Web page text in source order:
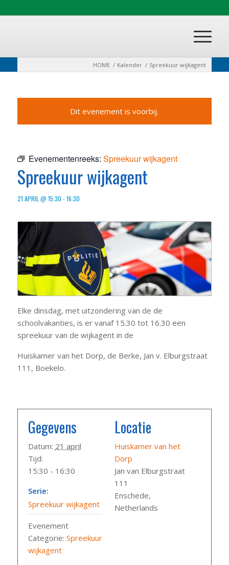
HOME / Kalender / Spreekuur wijkagent
Dit evenement is voorbij.
Evenementenreeks: Spreekuur wijkagent
Spreekuur wijkagent
21 APRIL @ 15:30 -16:30
Elke dinsdag, met uitzondering van de de
schoolvakanties, is er vanaf 15.30 tot 16.30 een
spreekuur van de wijkagent in de
Huiskamer van het Dorp, de Berke, Jan v. Elburgstraat
111, Boekelo.
Gegevens
Datum: 21 april
Tijd:
15:30 - 16:30
Serie:
Spreekuur wijkagent
Evenement
Categorie: Spreekuur
wijkagent
Locatie
Huiskamer van het
Dorp
Jan van Elburgstraat
111
Enschede,
Netherlands